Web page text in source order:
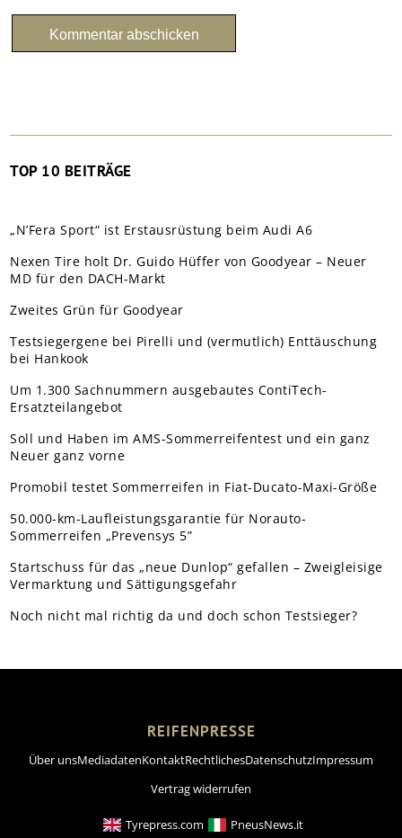
TOP 10 BEITRÄGE
„N’Fera Sport“ ist Erstausrüstung beim Audi A6
Nexen Tire holt Dr. Guido Hüffer von Goodyear – Neuer
MD für den DACH-Markt
Zweites Grün für Goodyear
Testsiegergene bei Pirelli und (vermutlich) Enttäuschung
bei Hankook
Um 1.300 Sachnummern ausgebautes ContiTech-
Ersatzteilangebot
Soll und Haben im AMS-Sommerreifentest und ein ganz
Neuer ganz vorne
Promobil testet Sommerreifen in Fiat-Ducato-Maxi-Größe
50.000-km-Laufleistungsgarantie für Norauto-
Sommerreifen „Prevensys 5”
Startschuss für das „neue Dunlop“ gefallen – Zweigleisige
Vermarktung und Sättigungsgefahr
Noch nicht mal richtig da und doch schon Testsieger?
REIFENPRESSE
Über unsMediadatenKontaktRechtlichesDatenschutzImpressum
Vertrag widerrufen
Tyrepress.com PneusNews.it